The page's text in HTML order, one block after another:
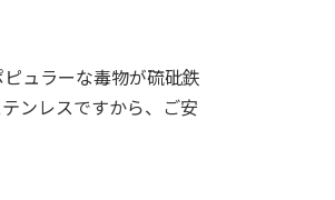
ュラーな毒物が硫砒鉄
ンレスですから、ご安